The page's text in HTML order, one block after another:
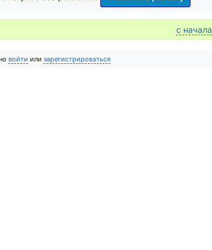
с начала
войти или зарегистрироваться